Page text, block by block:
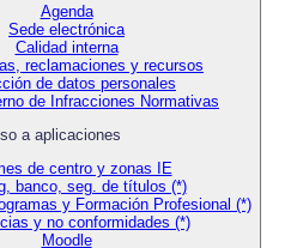
Agenda
Sede electrónica
Calidad interna
reclamaciones y recursos
de datos personales
de Infracciones Normativas
a aplicaciones
de centro y zonas IE
banco, seg. de títulos (*)
y Formación Profesional (*)
y no conformidades (*)
Moodle